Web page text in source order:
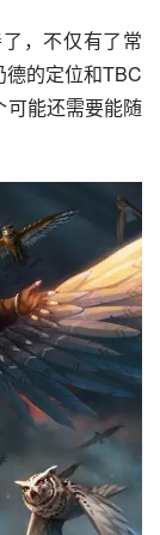
，不仅有了常
的定位和TBC
可能还需要能随